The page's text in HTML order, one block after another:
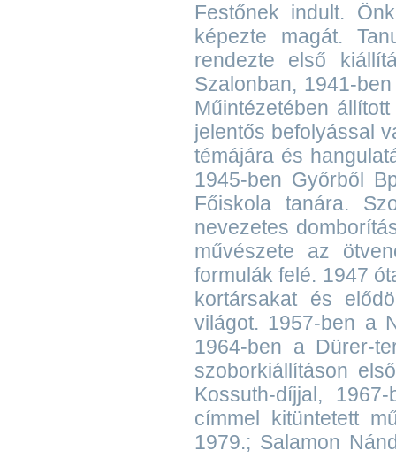
Festőnek indult.
képezte magát.
rendezte első
Szalonban, 1941-
Műintézetében
jelentős befolyással
témájára és
1945-ben Győrből
Főiskola tanára.
nevezetes
művészete az
formulák felé. 1947
kortársakat és
világot. 1957-ben a
1964-ben a Dürer-
szoborkiállításon
Kossuth-díjjal,
címmel kitüntetett
1979.; Salamon